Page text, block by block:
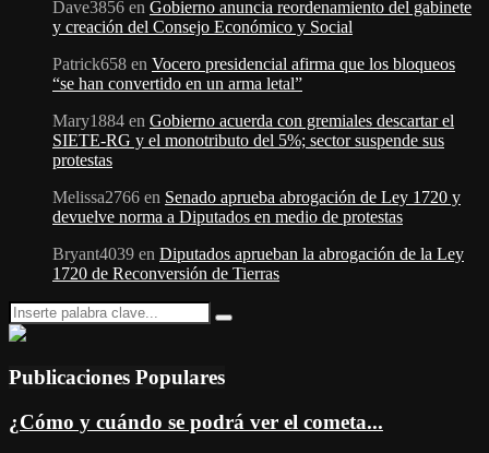
Dave3856 en Gobierno anuncia reordenamiento del gabinete
y creación del Consejo Económico y Social
Patrick658 en Vocero presidencial afirma que los bloqueos
“se han convertido en un arma letal”
Mary1884 en Gobierno acuerda con gremiales descartar el
SIETE-RG y el monotributo del 5%; sector suspende sus
protestas
Melissa2766 en Senado aprueba abrogación de Ley 1720 y
devuelve norma a Diputados en medio de protestas
Bryant4039 en Diputados aprueban la abrogación de la Ley
1720 de Reconversión de Tierras
Search
for:
Search
Publicaciones Populares
¿Cómo y cuándo se podrá ver el cometa...